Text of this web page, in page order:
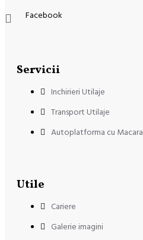
Facebook
Servicii
Inchirieri Utilaje
Transport Utilaje
Autoplatforma cu Macara
Utile
Cariere
Galerie imagini